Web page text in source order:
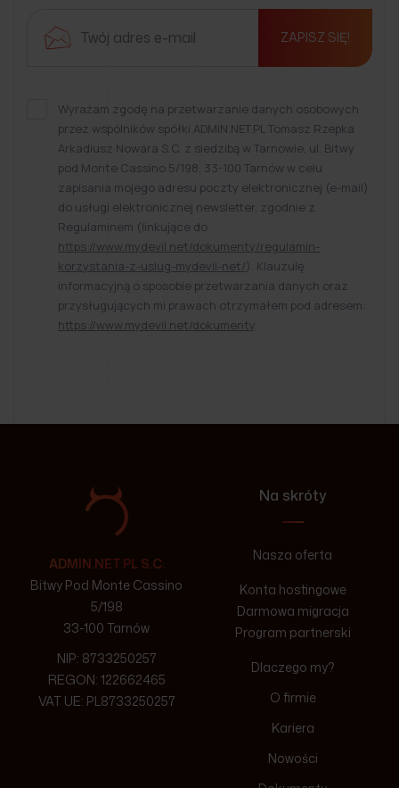
ZAPISZ SIĘ!
Wyrażam zgodę na przetwarzanie danych osobowych
przez wspólników spółki ADMIN.NET.PL Tomasz Rzepka
Arkadiusz Nowara S.C. z siedzibą w Tarnowie, ul. Bitwy
pod Monte Cassino 5/198, 33-100 Tarnów w celu
zapisania mojego adresu poczty elektronicznej (e-mail)
do usługi elektronicznej newsletter, zgodnie z
Regulaminem (linkujące do
https://www.mydevil.net/dokumenty/regulamin-
korzystania-z-uslug-mydevil-net/). Klauzulę
informacyjną o sposobie przetwarzania danych oraz
przysługujących mi prawach otrzymałem pod adresem:
https://www.mydevil.net/dokumenty
ADMIN.NET.PL S.C.
Bitwy Pod Monte Cassino
5/198
33-100 Tarnów
NIP: 8733250257
REGON: 122662465
VAT UE: PL8733250257
Na skróty
Nasza oferta
Konta hostingowe
Darmowa migracja
Program partnerski
Dlaczego my?
O firmie
Kariera
Nowości